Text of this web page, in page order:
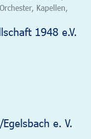
Kapellen,
1948 e.V.
e. V.